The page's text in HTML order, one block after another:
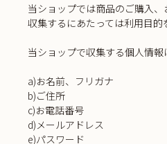
当ショップでは商品のご購入
収集するにあたっては利用目的
当ショップで収集する個人情報
a)お名前、フリガナ
b)ご住所
c)お電話番号
d)メールアドレス
e)パスワード